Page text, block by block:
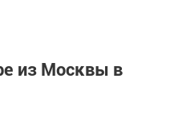
из Москвы в